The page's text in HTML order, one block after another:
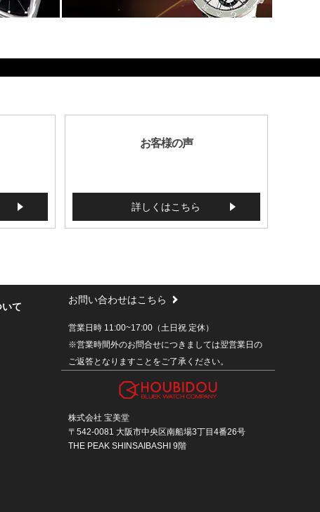
お客様の声
詳しくはこちら
て
お問い合わせはこちら
営業日時 11:00~17:00（土日祝 定休）
※営業時間外のお問合せにつきましては翌営業日の
ご返答となりますことをご了承ください。
株式会社 宝美堂
〒542-0081 大阪市中央区南船場3丁目4番26号
THE PEAK SHINSAIBASHI 9階